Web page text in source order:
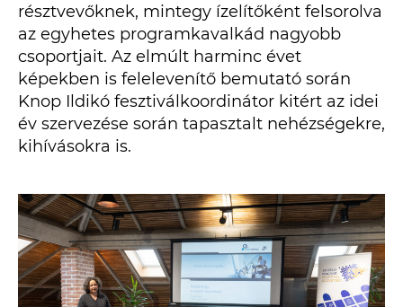
résztvevőknek, mintegy ízelítőként felsorolva
az egyhetes programkavalkád nagyobb
csoportjait. Az elmúlt harminc évet
képekben is felelevenítő bemutató során
Knop Ildikó fesztiválkoordinátor kitért az idei
év szervezése során tapasztalt nehézségekre,
kihívásokra is.